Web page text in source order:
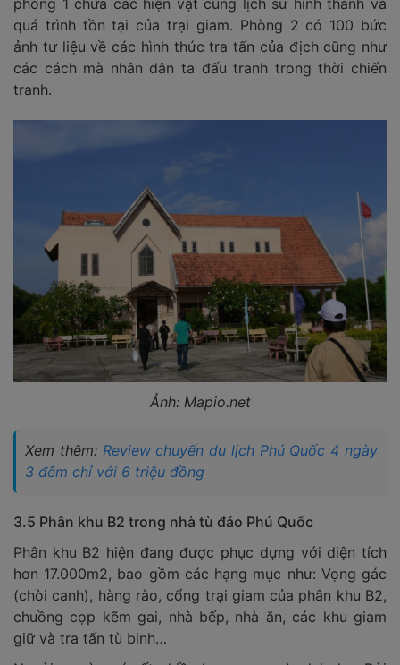
quá trình tồn tại của trại giam. Phòng 2 có 100 bức
ảnh tư liệu về các hình thức tra tấn của địch cũng như
các cách mà nhân dân ta đấu tranh trong thời chiến
tranh.
Ảnh: Mapio.net
Xem thêm: Review chuyến du lịch Phú Quốc 4 ngày
3 đêm chỉ với 6 triệu đồng
3.5 Phân khu B2 trong nhà tù đảo Phú Quốc
Phân khu B2 hiện đang được phục dựng với diện tích
hơn 17.000m2, bao gồm các hạng mục như: Vọng gác
(chòi canh), hàng rào, cổng trại giam của phân khu B2,
chuồng cọp kẽm gai, nhà bếp, nhà ăn, các khu giam
giữ và tra tấn tù binh…